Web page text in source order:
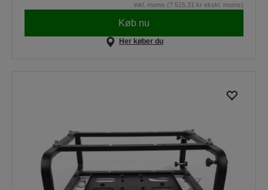
inkl. moms (7.515,31 kr ekskl. moms)
Køb nu
Her køber du